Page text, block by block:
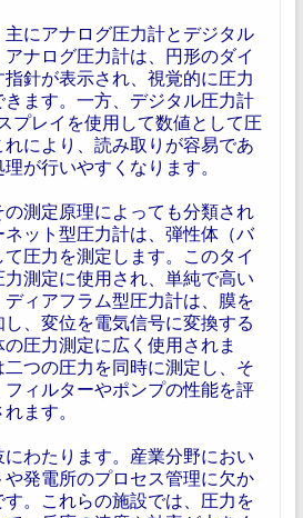
にアナログ圧力計とデジタル
ナログ圧力計は、円形のダイ
針が表示され、視覚的に圧力
ます。一方、デジタル圧力計
プレイを使用して数値として圧
により、読み取りが容易であ
が行いやすくなります。
測定原理によっても分類され
ネット型圧力計は、弾性体（バ
圧力を測定します。このタイ
測定に使用され、単純で高い
ィアフラム型圧力計は、膜を
、変位を電気信号に変換する
圧力測定に広く使用されま
つの圧力を同時に測定し、そ
ィルターやポンプの性能を評
ます。
わたります。産業分野におい
発電所のプロセス管理に欠か
。これらの施設では、圧力を